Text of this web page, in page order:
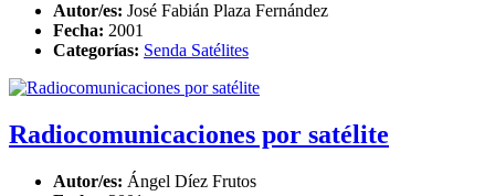
Autor/es: José Fabián Plaza Fernández
Fecha: 2001
Categorías: Senda Satélites
Radiocomunicaciones por satélite
Autor/es: Ángel Díez Frutos